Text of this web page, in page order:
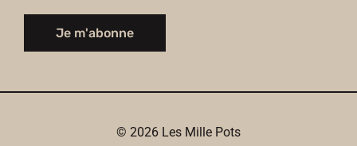
Je m'abonne
© 2026 Les Mille Pots